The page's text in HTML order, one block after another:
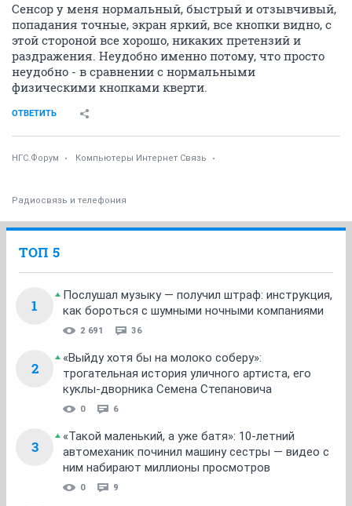
Сенсор у меня нормальный, быстрый и отзывчивый,
попадания точные, экран яркий, все кнопки видно, с
этой стороной все хорошо, никаких претензий и
раздражения. Неудобно именно потому, что просто
неудобно - в сравнении с нормальными
физическими кнопками кверти.
ОТВЕТИТЬ
НГС.Форум Компьютеры Интернет Связь
Радиосвязь и телефония
ТОП 5
1
Послушал музыку — получил штраф: инструкция,
как бороться с шумными ночными компаниями
2 691 36
2
«Выйду хотя бы на молоко соберу»:
трогательная история уличного артиста, его
куклы-дворника Семена Степановича
0 6
3
«Такой маленький, а уже батя»: 10-летний
автомеханик починил машину сестры — видео с
ним набирают миллионы просмотров
0 9